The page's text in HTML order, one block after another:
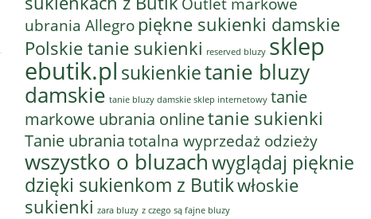
ubrania Allegropiękne sukienki damskie
Polskie tanie sukienki reserved bluzy sklep
ebutik.pl sukienkietanie bluzy
damskie tanie bluzy damskie sklep internetowy tanie
markowe ubrania onlinetanie sukienki
Tanie ubrania totalna wyprzedaż odzieży
wszystko o bluzachwyglądaj pięknie
dzięki sukienkom z Butikwłoskie
sukienki zara bluzy z czego są fajne bluzy